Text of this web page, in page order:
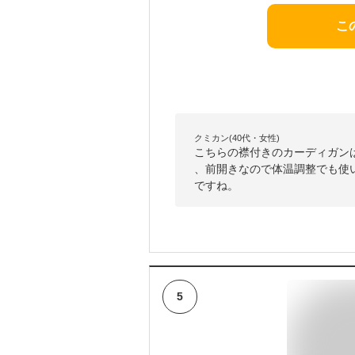
こ
クミカン(40代・女性)
こちらの襟付きのカーディガ
、前開きなので体温調整でも
ですね。
5